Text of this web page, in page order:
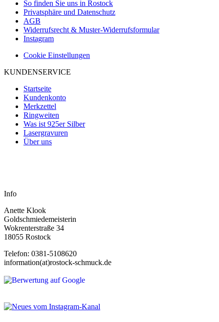
So finden Sie uns in Rostock
Privatsphäre und Datenschutz
AGB
Widerrufsrecht & Muster-Widerrufsformular
Instagram
Cookie Einstellungen
KUNDENSERVICE
Startseite
Kundenkonto
Merkzettel
Ringweiten
Was ist 925er Silber
Lasergravuren
Über uns
Info
Anette Klook
Goldschmiedemeisterin
Wokrenterstraße 34
18055 Rostock
Telefon: 0381-5108620
information(at)rostock-schmuck.de